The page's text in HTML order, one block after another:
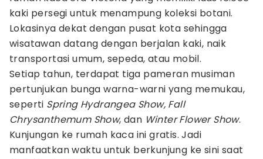
kaki persegi untuk menampung koleksi botani.
Lokasinya dekat dengan pusat kota sehingga
wisatawan datang dengan berjalan kaki, naik
transportasi umum, sepeda, atau mobil.
Setiap tahun, terdapat tiga pameran musiman
pertunjukan bunga warna-warni yang memukau,
seperti Spring Hydrangea Show, Fall
Chrysanthemum Show, dan Winter Flower Show.
Kunjungan ke rumah kaca ini gratis. Jadi
manfaatkan waktu untuk berkunjung ke sini saat